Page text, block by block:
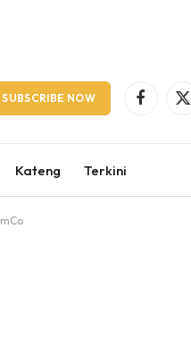
SUBSCRIBE NOW Facebook
X
Kateng Terkini